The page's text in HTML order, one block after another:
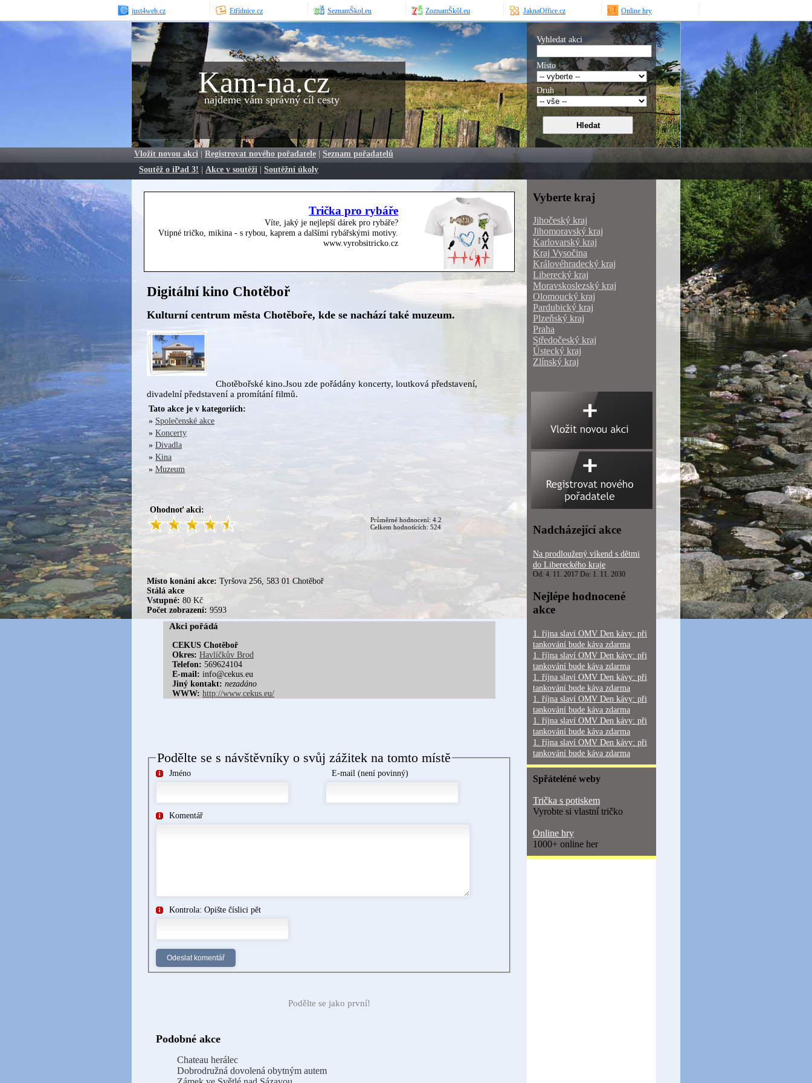
just4web.cz Etřídnice.cz SeznamŠkol.eu ZoznamŠkôl.eu JaknaOffice.cz Online hry
Kam-na.cz
najdeme vám správný cíl cesty
Vyhledat akci
Místo
Druh
Vložit novou akci | Registrovat nového pořadatele | Seznam pořadatelů
Soutěž o iPad 3! | Akce v soutěži | Soutěžní úkoly
Trička pro rybáře
Víte, jaký je nejlepší dárek pro rybáře?
Vtipné tričko, mikina - s rybou, kaprem a dalšími rybářskými motivy.
www.vyrobsitricko.cz
Digitální kino Chotěboř
Kulturní centrum města Chotěboře, kde se nachází také muzeum.
Chotěbořské kino.Jsou zde pořádány koncerty, loutková představení,
divadelní představení a promítání filmů.
Tato akce je v kategoriích:
» Společenské akce
» Koncerty
» Divadla
» Kina
» Muzeum
Ohodnoť akci:
Průměrné hodnocení: 4.2
Celkem hodnotících: 524
Místo konání akce: Tyršova 256, 583 01 Chotěboř
Stálá akce
Vstupné: 80 Kč
Počet zobrazení: 9593
Akci pořádá
CEKUS Chotěboř
Okres: Havlíčkův Brod
Telefon: 569624104
E-mail: info@cekus.eu
Jiný kontakt: nezadáno
WWW: http://www.cekus.eu/
Podělte se s návštěvníky o svůj zážitek na tomto místě
Jméno E-mail (není povinný)
Komentář
Kontrola: Opište číslici pět
Podělte se jako první!
Podobné akce
Chateau herálec
Dobrodružná dovolená obytným autem
Vyberte kraj
Jihočeský kraj
Jihomoravský kraj
Karlovarský kraj
Kraj Vysočina
Královéhradecký kraj
Liberecký kraj
Moravskoslezský kraj
Olomoucký kraj
Pardubický kraj
Plzeňský kraj
Praha
Středočeský kraj
Ústecký kraj
Zlínský kraj
Nadcházející akce
Na prodloužený víkend s dětmi
do Libereckého kraje
Od: 4. 11. 2017 Do: 1. 11. 2030
Nejlépe hodnocené
akce
1. října slaví OMV Den kávy: při
tankování bude káva zdarma
1. října slaví OMV Den kávy: při
tankování bude káva zdarma
1. října slaví OMV Den kávy: při
tankování bude káva zdarma
1. října slaví OMV Den kávy: při
tankování bude káva zdarma
1. října slaví OMV Den kávy: při
tankování bude káva zdarma
1. října slaví OMV Den kávy: při
tankování bude káva zdarma
Spřáteléné weby
Trička s potiskem
Vyrobte si vlastní tričko
Online hry
1000+ online her